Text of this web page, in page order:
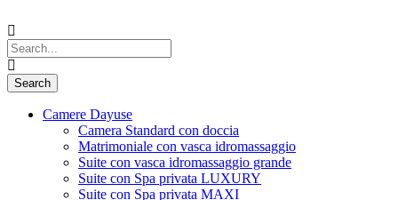
Camere Dayuse
Camera Standard con doccia
Matrimoniale con vasca idromassaggio
Suite con vasca idromassaggio grande
Suite con Spa privata LUXURY
Suite con Spa privata MAXI